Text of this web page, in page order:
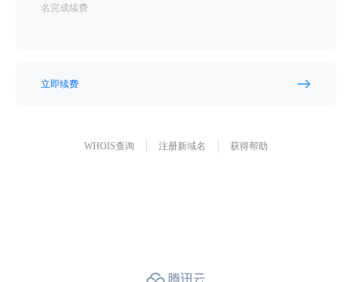
名完成续费
立即续费
WHOIS查询 注册新域名 获得帮助